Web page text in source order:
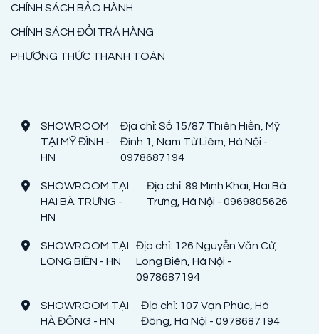
CHÍNH SÁCH BẢO HÀNH
CHÍNH SÁCH ĐỔI TRẢ HÀNG
PHƯƠNG THỨC THANH TOÁN
SHOWROOM
TẠI MỸ ĐÌNH -
HN
Địa chỉ: Số 15/87 Thiên Hiền, Mỹ
Đình 1, Nam Từ Liêm, Hà Nội -
0978687194
SHOWROOM TẠI
HAI BÀ TRƯNG -
HN
Địa chỉ: 89 Minh Khai, Hai Bà
Trưng, Hà Nội - 0969805626
SHOWROOM TẠI
LONG BIÊN - HN
Địa chỉ: 126 Nguyễn Văn Cừ,
Long Biên, Hà Nội -
0978687194
SHOWROOM TẠI
HÀ ĐÔNG - HN
Địa chỉ: 107 Vạn Phúc, Hà
Đông, Hà Nội - 0978687194